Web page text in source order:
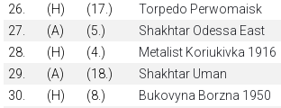
26.
(H) (17.) Torpedo Perwomaisk
27.
(A) (5.) Shakhtar Odessa East
28.
(H) (4.) Metalist Koriukivka 1916
29.
(A) (18.) Shakhtar Uman
30.
(H) (8.) Bukovyna Borzna 1950